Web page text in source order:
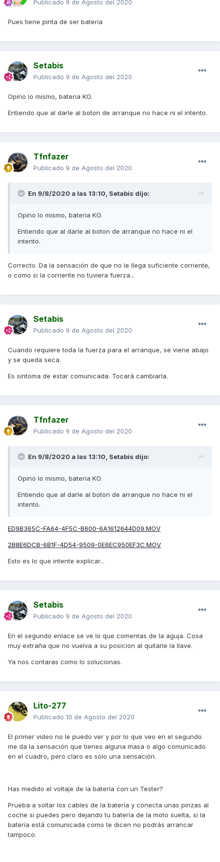
Publicado 9 de Agosto del 2020
Pues tiene pinta de ser bateria
Setabis
Publicado 9 de Agosto del 2020
Opino lo mismo, bateria KO.
Entiendo que al darle al boton de arranque no hace ni el intento.
Tfnfazer
Publicado 9 de Agosto del 2020
En 9/8/2020 a las 13:10, Setabis dijo:
Opino lo mismo, bateria KO.
Entiendo que al darle al boton de arranque no hace ni el
intento.
Correcto. Da la sensación de que no le llega suficiente corriente,
o como si la corriente no tuviera fuerza...
Setabis
Publicado 9 de Agosto del 2020
Cuando requiere toda la fuerza para el arranque, se viene abajo
y se queda seca.
Es sintoma de estar comunicada. Tocará cambiarla.
Tfnfazer
Publicado 9 de Agosto del 2020
En 9/8/2020 a las 13:10, Setabis dijo:
Opino lo mismo, bateria KO.
Entiendo que al darle al boton de arranque no hace ni el
intento.
ED9B365C-FA64-4F5C-B600-6A1612644D09.MOV
2B8E6DCB-6B1F-4D54-9509-0E6EC950EF3C.MOV
Esto es lo que intente explicar...
Setabis
Publicado 9 de Agosto del 2020
En el segundo enlace se ve lo que comentas de la aguja. Cosa
muy extraña que no vuelva a su posicion al quitarle la llave.
Ya nos contaras como lo solucionas.
Lito-277
Publicado 10 de Agosto del 2020
El primer video no le puedo ver y por lo que veo en el segundo
me da la sensación que tienes alguna masa o algo comunicado
en el cuadro, pero claro es solo una sensación.
Has medido el voltaje de la batería con un Tester?
Prueba a soltar los cables de la batería y conecta unas pinzas al
coche si puedes pero dejando tu batería de la moto suelta, si la
batería está comunicada como te dicen no podrás arrancar
tampoco.